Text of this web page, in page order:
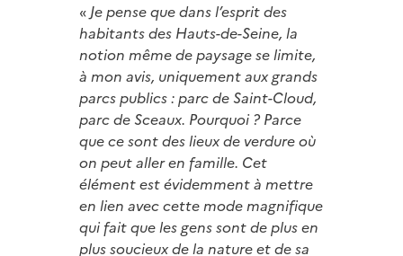
«Je pense que dans l’esprit des
habitants des Hauts-de-Seine, la
notion même de paysage se limite,
à mon avis, uniquement aux grands
parcs publics : parc de Saint-Cloud,
parc de Sceaux. Pourquoi ? Parce
que ce sont des lieux de verdure où
on peut aller en famille. Cet
élément est évidemment à mettre
en lien avec cette mode magnifique
qui fait que les gens sont de plus en
plus soucieux de la nature et de sa